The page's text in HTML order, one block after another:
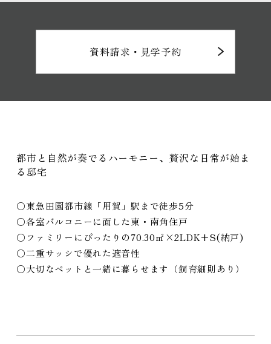
住まいのトピックス
プライバシーポリシー
Cookieポリシーおよび利用者情報の外部送信について
Webサイト利用規約
コーポレートサイト
COPYRIGHT
資料請求・見学予約
都市と自然が奏でるハーモニー、贅沢な日常が始ま
る邸宅
〇東急田園都市線「用賀」駅まで徒歩5分
〇各室バルコニーに面した東・南角住戸
〇ファミリーにぴったりの70.30㎡×2LDK+S(納戸)
〇二重サッシで優れた遮音性
〇大切なペットと一緒に暮らせます（飼育細則あり）